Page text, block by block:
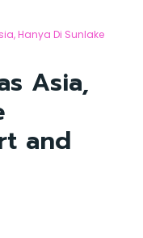
Hanya Di Sunlake
Asia,
and